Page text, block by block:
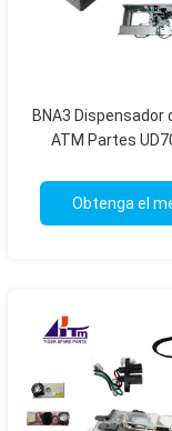
BNA3 Dispensador
ATM Partes
Obtenga el